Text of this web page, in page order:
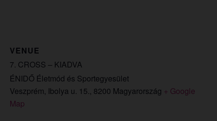
VENUE
7. CROSS – KIADVA
ÉNIDŐ Életmód és Sportegyesület
Veszprém, Ibolya u. 15., 8200 Magyarország + Google
Map